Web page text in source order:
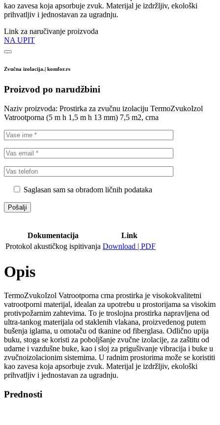
kao zavesa koja apsorbuje zvuk. Materijal je izdržljiv, ekološki
prihvatljiv i jednostavan za ugradnju.
Link za naručivanje proizvoda
NA UPIT
Zvučna izolacija.| komfor.rs
Proizvod po narudžbini
Naziv proizvoda: Prostirka za zvučnu izolaciju TermoZvukoIzol
Vatrootporna (5 m h 1,5 m h 13 mm) 7,5 m2, crna
Saglasan sam sa obradom ličnih podataka
Dokumentacija
Link
Protokol akustičkog ispitivanja Download | PDF
Opis
TermoZvukoIzol Vatrootporna crna prostirka je visokokvalitetni
vatrootporni materijal, idealan za upotrebu u prostorijama sa visokim
protivpožarnim zahtevima. To je troslojna prostirka napravljena od
ultra-tankog materijala od staklenih vlakana, proizvedenog putem
bušenja iglama, u omotaču od tkanine od fiberglasa. Odlično upija
buku, stoga se koristi za poboljšanje zvučne izolacije, za zaštitu od
udarne i vazdušne buke, kao i sloj za prigušivanje vibracija i buke u
zvučnoizolacionim sistemima. U radnim prostorima može se koristiti
kao zavesa koja apsorbuje zvuk. Materijal je izdržljiv, ekološki
prihvatljiv i jednostavan za ugradnju.
Prednosti